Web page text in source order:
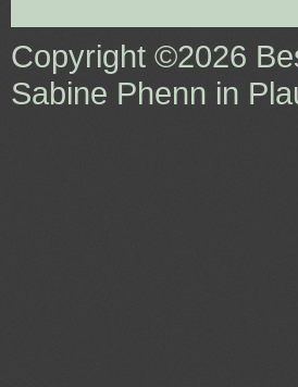
Copyright ©2026
Sabine Phenn in